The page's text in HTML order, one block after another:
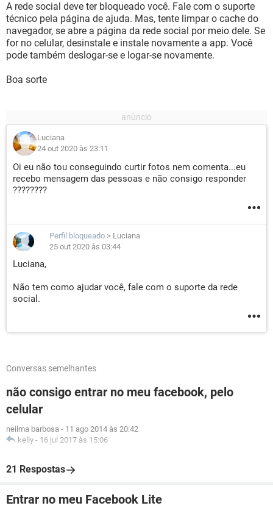
A rede social deve ter bloqueado você. Fale com o suporte
técnico pela página de ajuda. Mas, tente limpar o cache do
navegador, se abre a página da rede social por meio dele. Se
for no celular, desinstale e instale novamente a app. Você
pode também deslogar-se e logar-se novamente.
Boa sorte
Luciana
24 out 2020 às 23:11
Oi eu não tou conseguindo curtir fotos nem comenta...eu
recebo mensagem das pessoas e não consigo responder
????????
Perfil bloqueado > Luciana
25 out 2020 às 03:44
Luciana,
Não tem como ajudar você, fale com o suporte da rede
social.
Conversas semelhantes
não consigo entrar no meu facebook, pelo
celular
neilma barbosa - 11 ago 2014 às 20:42
kelly - 16 jul 2017 às 15:06
21 Respostas
Entrar no meu Facebook Lite